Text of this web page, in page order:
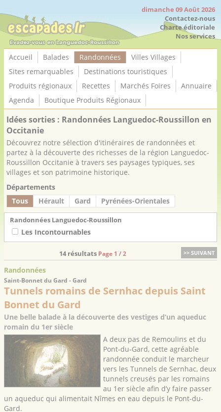
dimanche 09 Août 2026
Contactez-nous
Charte éditoriale
Nos services
Accueil Balades Randonnées
Villes Villages
Sites remarquables
Destinations touristiques
Produits régionaux
Recettes Marchés Foires
Annuaire
Agenda
Boutique Produits Régionaux
Idées sorties : Randonnées Languedoc-Roussillon en
Occitanie
Découvrez notre sélection d'itinéraires de randonnées et
partez à la découverte des richesses de la région Languedoc-
Roussillon Occitanie à travers ses paysages typiques, ses
villages et son patrimoine historique.
Départements
Tous
Hérault Gard Pyrénées-Orientales
Randonnées Languedoc-Roussillon
Les Incontournables
>> SUIVANT
14 résultats Page 1 / 2
Randonnées
Saint-Bonnet du Gard - Gard
Tunnels romains de Sernhac depuis Saint
Bonnet du Gard
Une belle balade à la découverte des vestiges d’un aqueduc
romain du 1er siècle
A deux pas de Remoulins et du
Pont-du-Gard, cette agréable
randonnée conduit le marcheur
vers les Tunnels de Sernhac, deux
tunnels creusés par les romains
au 1er siècle afin d’y faire passer
un aqueduc qui alimentait Nîmes en eau depuis le Pont-du-
Gard.